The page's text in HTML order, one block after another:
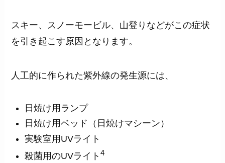
スキー、スノーモービル、山登りなどがこの症状
を引き起こす原因となります。
人工的に作られた紫外線の発生源には、
日焼け用ランプ
日焼け用ベッド（日焼けマシーン）
実験室用UVライト
殺菌用のUVライト4